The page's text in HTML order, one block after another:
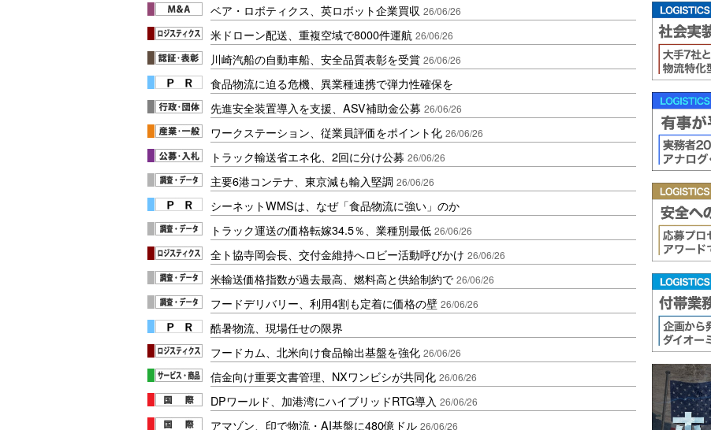
ベア・ロボティクス、英ロボット企業買収 26/06/26
米ドローン配送、重複空域で8000件運航 26/06/26
川崎汽船の自動車船、安全品質表彰を受賞 26/06/26
食品物流に迫る危機、異業種連携で弾力性確保を
先進安全装置導入を支援、ASV補助金公募 26/06/26
ワークステーション、従業員評価をポイント化 26/06/26
トラック輸送省エネ化、2回に分け公募 26/06/26
主要6港コンテナ、東京減も輸入堅調 26/06/26
シーネットWMSは、なぜ「食品物流に強い」のか
トラック運送の価格転嫁34.5％、業種別最低 26/06/26
全ト協寺岡会長、交付金維持へロビー活動呼びかけ 26/06/26
米輸送価格指数が過去最高、燃料高と供給制約で 26/06/26
フードデリバリー、利用4割も定着に価格の壁 26/06/26
酷暑物流、現場任せの限界
フードカム、北米向け食品輸出基盤を強化 26/06/26
信金向け重要文書管理、NXワンビシが共同化 26/06/26
DPワールド、加港湾にハイブリッドRTG導入 26/06/26
アマゾン、印で物流・AI基盤に480億ドル 26/06/26